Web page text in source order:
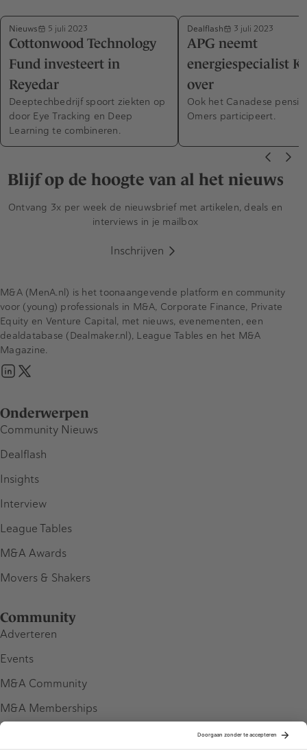
Nieuws 5 juli 2023
Cottonwood Technology
Fund investeert in
Reyedar
Deeptechbedrijf spoort ziekten op
door Eye Tracking en Deep
Learning te combineren.
Dealflash 3 juli 2023
APG neemt
energiespecialist
over
Ook het Canadese
Omers participeert.
Blijf op de hoogte van al het nieuws
Ontvang 3x per week de nieuwsbrief met artikelen, deals en
interviews in je mailbox
Inschrijven
Onderwerpen
Community Nieuws
Dealflash
Insights
Interview
League Tables
M&A Awards
Movers & Shakers
Community
Adverteren
Events
M&A Community
M&A Memberships
M&A (MenA.nl) is het toonaangevende platform en community
voor (young) professionals in M&A, Corporate Finance, Private
Equity en Venture Capital, met nieuws, evenementen, een
dealdatabase (Dealmaker.nl), League Tables en het M&A
Magazine.